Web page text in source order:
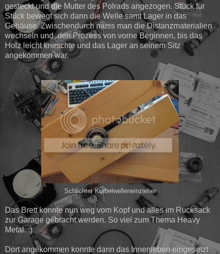
gesteckt und die Mutter des Polrads angezogen. Stück für
Stück bewegt sich dann die Welle samt Lager in das
Gehäuse. Zwischendurch muss man die Distanzmaterialien
wechseln und den Prozess von vorne Beginnen, bis das
Holz leicht knirschte und das Lager an seinem Sitz
angekommen war.
Schlichter Kurbelwelleneinzieher
Das Brett konnte nun weg vom Kopf und alles im Rucksack
zur Garage gebracht werden. So viel zum Thema Heavy
Metal. :)
Dort angekommen konnte dann das Innenleben eingesetzt